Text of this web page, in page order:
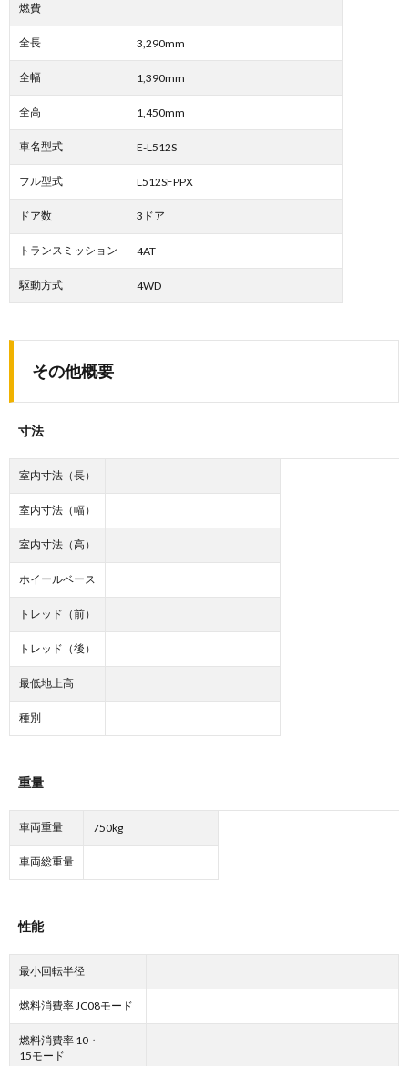
燃費
全長 3,290mm
全幅 1,390mm
全高 1,450mm
車名型式 E-L512S
フル型式 L512SFPPX
ドア数 3ドア
トランスミッション 4AT
駆動方式 4WD
その他概要
寸法
室内寸法（長）
室内寸法（幅）
室内寸法（高）
ホイールベース
トレッド（前）
トレッド（後）
最低地上高
種別
重量
車両重量 750kg
車両総重量
性能
最小回転半径
燃料消費率 JC08モード
燃料消費率 10・
15モード